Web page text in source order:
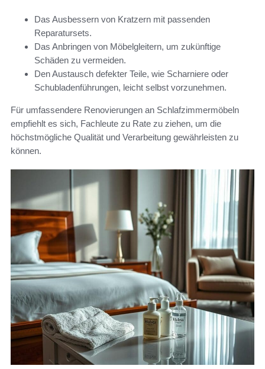
Das Ausbessern von Kratzern mit passenden
Reparatursets.
Das Anbringen von Möbelgleitern, um zukünftige
Schäden zu vermeiden.
Den Austausch defekter Teile, wie Scharniere oder
Schubladenführungen, leicht selbst vorzunehmen.
Für umfassendere Renovierungen an Schlafzimmermöbeln
empfiehlt es sich, Fachleute zu Rate zu ziehen, um die
höchstmögliche Qualität und Verarbeitung gewährleisten zu
können.